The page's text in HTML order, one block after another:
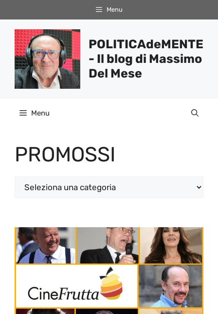
al
contenuto
Menu
POLITICAdeMENTE
- Il blog di Massimo
Del Mese
Menu
PROMOSSI
Categorie